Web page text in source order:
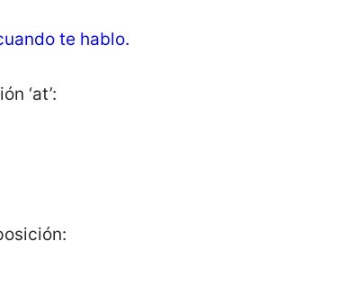
te hablo.
‘at’: